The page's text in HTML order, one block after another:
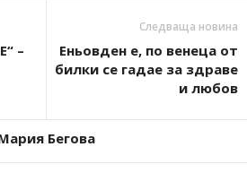
–
Следваща новина
Еньовден е, по венеца от
билки се гадае за здраве
и любов
Бегова